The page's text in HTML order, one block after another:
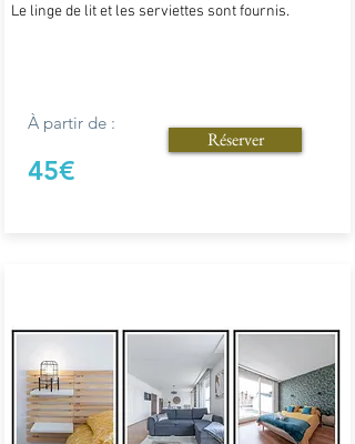
Le linge de lit et les serviettes sont fournis.
À partir de :
45€
Réserver